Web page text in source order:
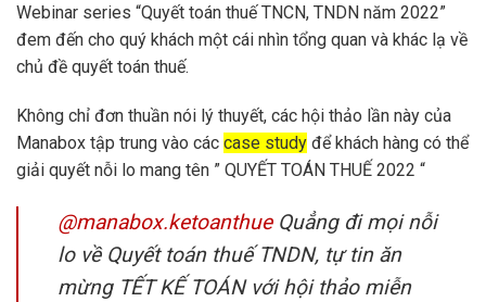
Webinar series “Quyết toán thuế TNCN, TNDN năm 2022”
đem đến cho quý khách một cái nhìn tổng quan và khác lạ về
chủ đề quyết toán thuế.
Không chỉ đơn thuần nói lý thuyết, các hội thảo lần này của
Manabox tập trung vào các case study để khách hàng có thể
giải quyết nỗi lo mang tên ” QUYẾT TOÁN THUẾ 2022 “
@manabox.ketoanthueQuẳng đi mọi nỗi
lo về Quyết toán thuế TNDN, tự tin ăn
mừng TẾT KẾ TOÁN với hội thảo miễn